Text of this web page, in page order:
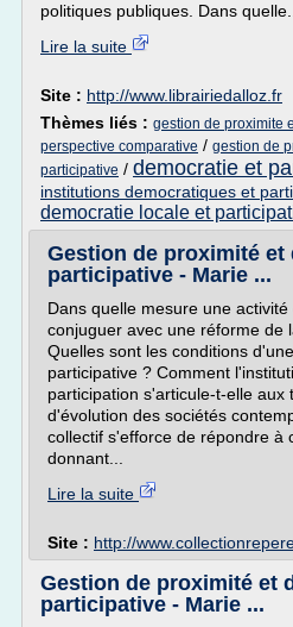
politiques publiques. Dans quelle...
Lire la suite
Site : http://www.librairiedalloz.fr
Thèmes liés : gestion de proximite
perspective comparative / gestion de
participative / democratie et
institutions democratiques et
democratie locale et
Gestion de proximité et
participative - Marie ...
Dans quelle mesure une
conjuguer avec une réforme de
Quelles sont les conditions
participative ? Comment
participation s'articule-t-elle aux
d'évolution des sociétés
collectif s'efforce de répondre à
donnant...
Lire la suite
Site : http://
Gestion de proximité et
participative - Marie ...